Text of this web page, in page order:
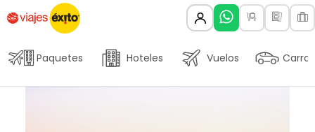
Paquetes Hoteles Vuelos Carros